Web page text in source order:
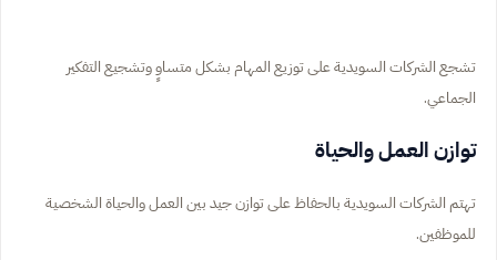
تشجع الشركات السويدية على توزيع المهام بشكل متساوٍ وتشجيع التفكير
الجماعي.
توازن العمل والحياة
تهتم الشركات السويدية بالحفاظ على توازن جيد بين العمل والحياة الشخصية
للموظفين.